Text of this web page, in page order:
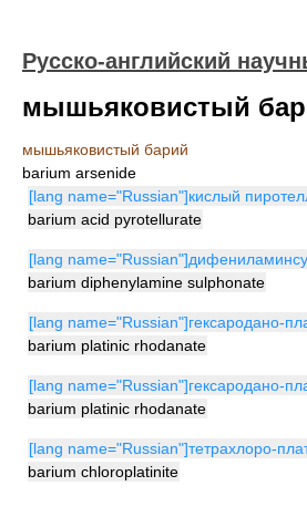
Русско-английский
мышьяковистый
мышьяковистый барий
barium arsenide
[lang name="Russian"]кислый
barium acid pyrotellurate
[lang
barium diphenylamine sulphonate
[lang name="Russian"]гексародано-
barium platinic rhodanate
[lang name="Russian"]гексародано-
barium platinic rhodanate
[lang name="Russian"]тетрахлоро-
barium chloroplatinite